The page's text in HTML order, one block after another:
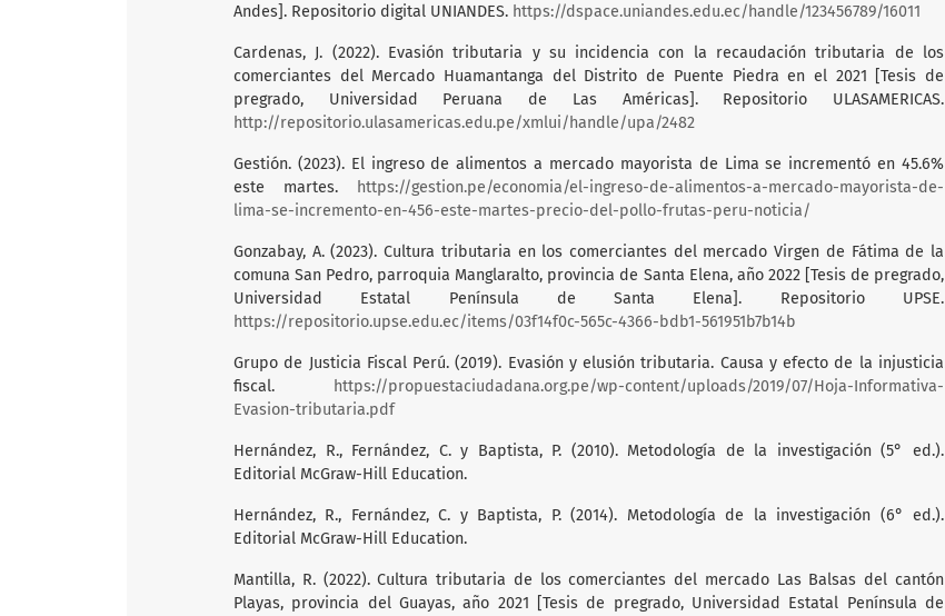
Andes]. Repositorio digital UNIANDES. https://dspace.uniandes.edu.ec/handle/123456789/16011
Cardenas, J. (2022). Evasión tributaria y su incidencia con la recaudación tributaria de los
comerciantes del Mercado Huamantanga del Distrito de Puente Piedra en el 2021 [Tesis de
pregrado, Universidad Peruana de Las Américas]. Repositorio ULASAMERICAS.
http://repositorio.ulasamericas.edu.pe/xmlui/handle/upa/2482
Gestión. (2023). El ingreso de alimentos a mercado mayorista de Lima se incrementó en 45.6%
este martes.
https://gestion.pe/economia/el-ingreso-de-alimentos-a-mercado-mayorista-de-
lima-se-incremento-en-456-este-martes-precio-del-pollo-frutas-peru-noticia/
Gonzabay, A. (2023). Cultura tributaria en los comerciantes del mercado Virgen de Fátima de la
comuna San Pedro, parroquia Manglaralto, provincia de Santa Elena, año 2022 [Tesis de pregrado,
Universidad Estatal Península de Santa Elena]. Repositorio UPSE.
https://repositorio.upse.edu.ec/items/03f14f0c-565c-4366-bdb1-561951b7b14b
Grupo de Justicia Fiscal Perú. (2019). Evasión y elusión tributaria. Causa y efecto de la injusticia
fiscal.
https://propuestaciudadana.org.pe/wp-content/uploads/2019/07/Hoja-Informativa-
Evasion-tributaria.pdf
Hernández, R., Fernández, C. y Baptista, P. (2010). Metodología de la investigación (5° ed.).
Editorial McGraw-Hill Education.
Hernández, R., Fernández, C. y Baptista, P. (2014). Metodología de la investigación (6° ed.).
Editorial McGraw-Hill Education.
Mantilla, R. (2022). Cultura tributaria de los comerciantes del mercado Las Balsas del cantón
Playas, provincia del Guayas, año 2021 [Tesis de pregrado, Universidad Estatal Península de